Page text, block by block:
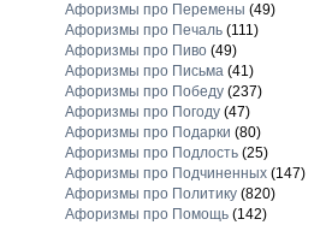
Афоризмы про Перемены (49)
Афоризмы про Печаль(111)
Афоризмы про Пиво(49)
Афоризмы про Письма(41)
Афоризмы про Победу(237)
Афоризмы про Погоду(47)
Афоризмы про Подарки (80)
Афоризмы про Подлость(25)
Афоризмы про Подчиненных(147)
Афоризмы про Политику(820)
Афоризмы про Помощь(142)